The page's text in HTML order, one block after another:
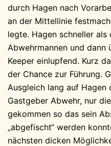
durch Hagen nach
an der Mittellinie
legte. Hagen schneller als
Abwehrmannen und dann
Keeper einlupfend. Kurz
der Chance zur Führung.
Ausgleich lang auf Hagen
Gastgeber Abwehr, nur
gekommen so das sein
„abgefischt“ werden
nächsten dicken